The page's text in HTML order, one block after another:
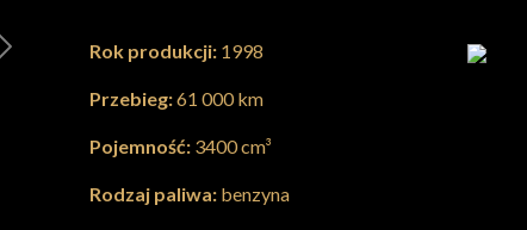
Następna Rok produkcji: 1998
Przebieg:61 000 km
Pojemność: 3400 cm³
Rodzaj paliwa: benzyna